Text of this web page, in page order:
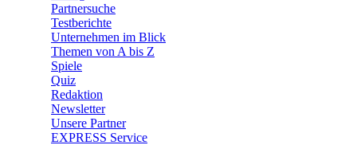
Partnersuche
Testberichte
Unternehmen im Blick
Themen von A bis Z
Spiele
Quiz
Redaktion
Newsletter
Unsere Partner
EXPRESS Service